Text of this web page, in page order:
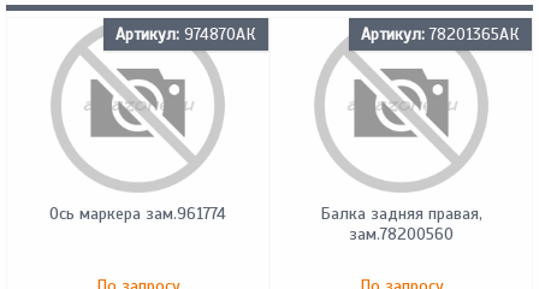
Артикул: 974870АК
Ось маркера зам.961774
Артикул:78201365АК
Балка задняя правая,
зам.78200560